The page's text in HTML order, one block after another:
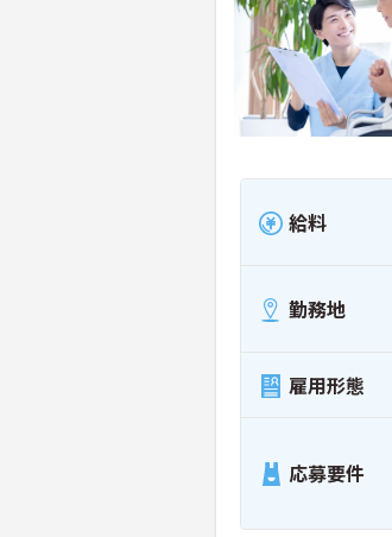
給料
勤務地
雇用形態
応募要件